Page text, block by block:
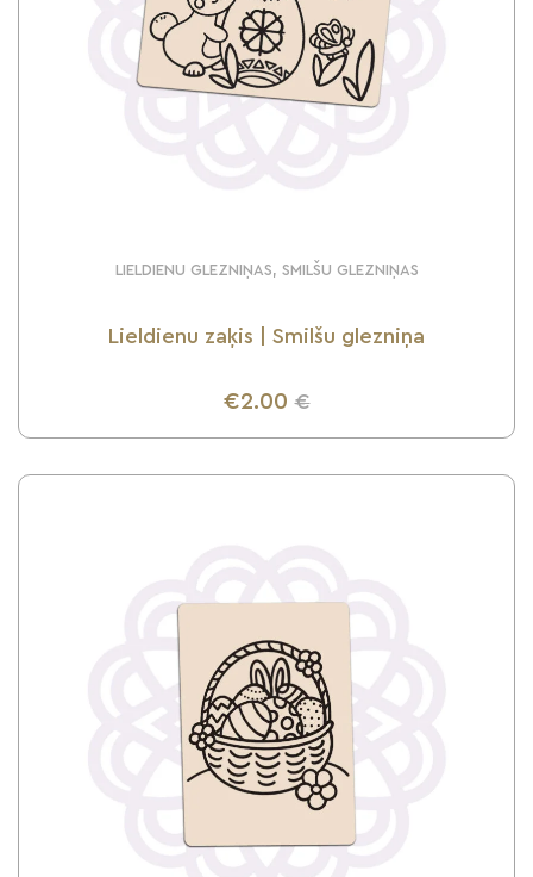
LIELDIENU GLEZNIŅAS, SMILŠU GLEZNIŅAS
Lieldienu zaķis | Smilšu glezniņa
€2.00 €
UZZINI VAIRĀK